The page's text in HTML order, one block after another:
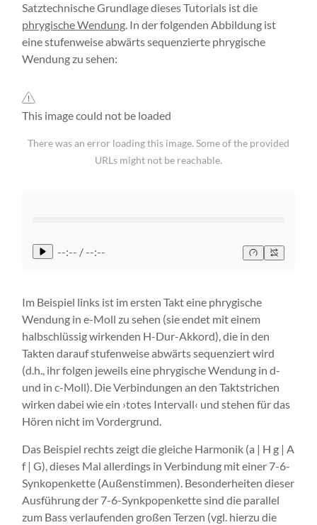
Satztechnische Grundlage dieses Tutorials ist die
phrygische Wendung. In der folgenden Abbildung ist
eine stufenweise abwärts sequenzierte phrygische
Wendung zu sehen:
This image could not be loaded
There was an error loading this image. Some of the provided
URLs might not be reachable.
--:-- / --:--
Im Beispiel links ist im ersten Takt eine phrygische
Wendung in e-Moll zu sehen (sie endet mit einem
halbschlüssig wirkenden H-Dur-Akkord), die in den
Takten darauf stufenweise abwärts sequenziert wird
(d.h., ihr folgen jeweils eine phrygische Wendung in d-
und in c-Moll). Die Verbindungen an den Taktstrichen
wirken dabei wie ein ›totes Intervall‹ und stehen für das
Hören nicht im Vordergrund.
Das Beispiel rechts zeigt die gleiche Harmonik (a | H g | A
f | G), dieses Mal allerdings in Verbindung mit einer 7-6-
Synkopenkette (Außenstimmen). Besonderheiten dieser
Ausführung der 7-6-Synkpopenkette sind die parallel
zum Bass verlaufenden großen Terzen (vgl. hierzu die